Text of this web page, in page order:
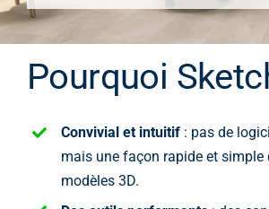
Pourquoi
Convivial et intuitif : pas de
mais une façon rapide et simple
modèles 3D.